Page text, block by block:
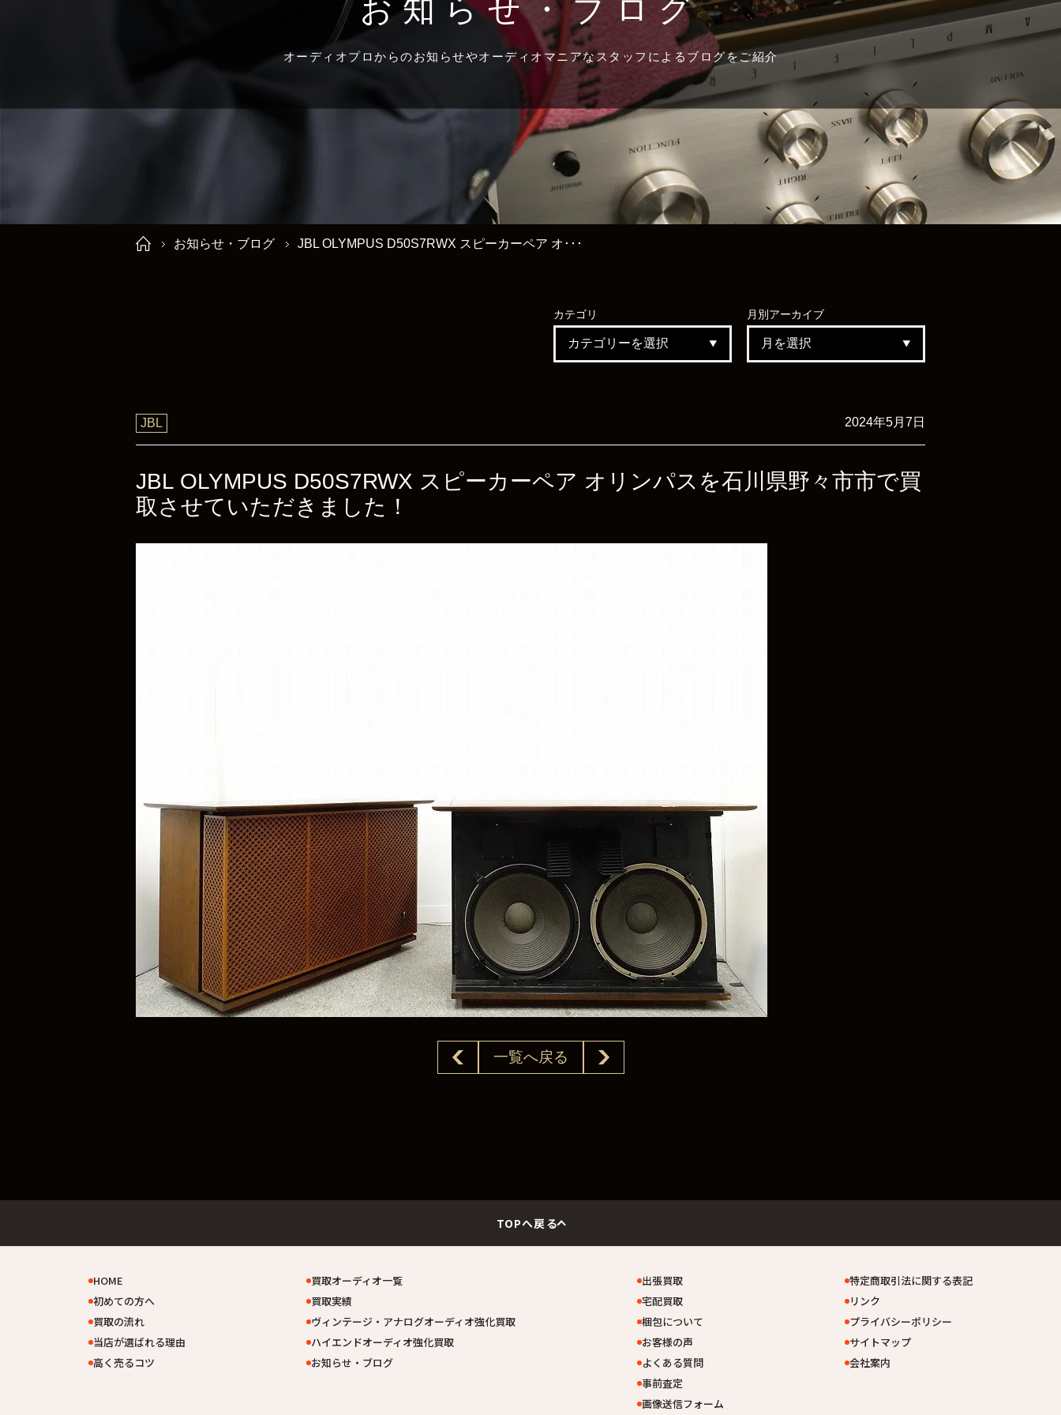
お知らせ・ブログ
オーディオプロからのお知らせやオーディオマニアなスタッフによるブログをご紹介
お知らせ・ブログ JBL OLYMPUS D50S7RWX スピーカーペア オ･･･
カテゴリ 月別 アーカイブ
JBL 2024年5月7日
JBL OLYMPUS D50S7RWX スピーカーペア オリンパスを石川県野々市市で買
取させていただきました！
一覧へ戻る
TOPへ戻る
HOME
初めての方へ
買取の流れ
当店が選ばれる理由
高く売るコツ
買取オーディオ一覧
買取実績
ヴィンテージ・アナログオーディオ強化買取
ハイエンドオーディオ強化買取
お知らせ・ブログ
出張買取
宅配買取
梱包について
お客様の声
よくある質問
事前査定
画像送信フォーム
特定商取引法に関する表記
リンク
プライバシーポリシー
サイトマップ
会社案内